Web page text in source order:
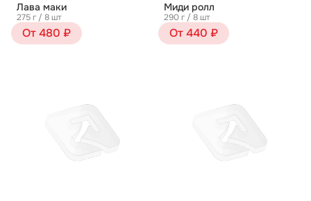
Лава маки
275 г / 8 шт
От 480 ₽
Миди ролл
290 г / 8 шт
От 440 ₽